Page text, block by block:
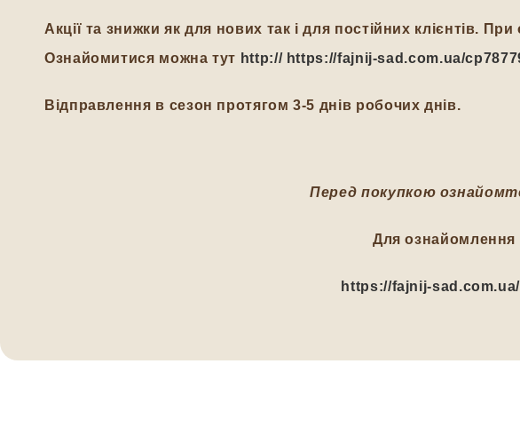
Акції та знижки як для нових так і для постійних клієнтів.
Ознайомитися можна тут http:// https://fajnij-sad.com.ua/
Відправлення в сезон протягом 3-5 днів робочих днів.
Перед покупкою
Для ознайомлення
https://fajnij-